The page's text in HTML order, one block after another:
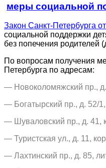
меры социальной
Закон Санкт-Петербурга
социальной поддержки
без попечения
По вопросам получения
Петербурга по адресам:
— Новоколомяжский пр.,
— Богатырский пр., д. 52/1,
— Шуваловский пр., д. 41,
— Туристская ул., д. 11,
— Лахтинский пр., д. 85,